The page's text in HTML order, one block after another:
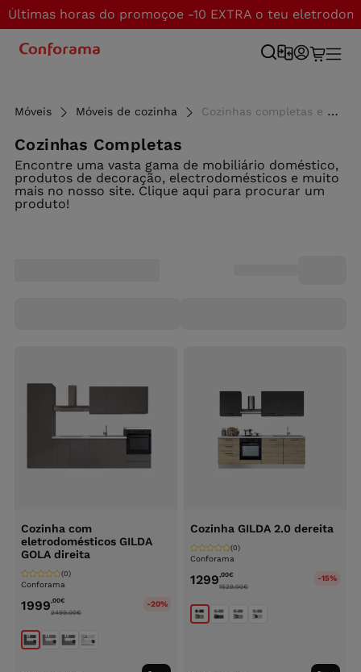
Últimas horas do promoçoe -10 EXTRA o teu
Móveis Móveis de cozinha Cozinhas completas e conjuntos de cozinha ao melhor preço - Conforama
Cozinhas Completas
Encontre uma vasta gama de mobiliário doméstico,
produtos de decoração, electrodomésticos e muito
mais no nosso site. Clique aqui para procurar um
produto!
Cozinha com
eletrodomésticos GILDA
GOLA direita
Conforama
(0)
1999,00€
2499.00€
-20%
Cozinha GILDA 2.0 dereita
Conforama
(0)
1299,00€
1529.00€
-15%